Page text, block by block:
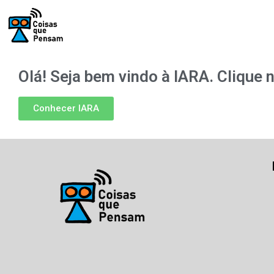
Olá! Seja bem vindo à IARA.
Conhecer IARA